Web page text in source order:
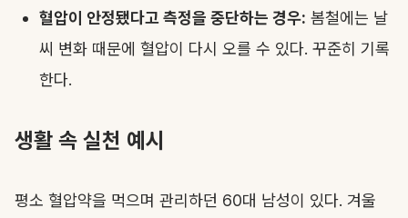
혈압이 안정됐다고 측정을 중단하는 경우: 봄철에는 날
씨 변화 때문에 혈압이 다시 오를 수 있다. 꾸준히 기록
한다.
생활 속 실천 예시
평소 혈압약을 먹으며 관리하던 60대 남성이 있다. 겨울